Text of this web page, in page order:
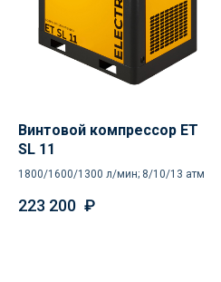
Винтовой компрессор ET
SL 11
1800/1600/1300 л/мин; 8/10/13 атм
223 200 ₽
+7
соглашаетесьс политикой